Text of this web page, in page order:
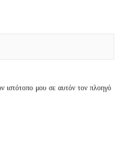
μου σε αυτόν τον πλοηγό